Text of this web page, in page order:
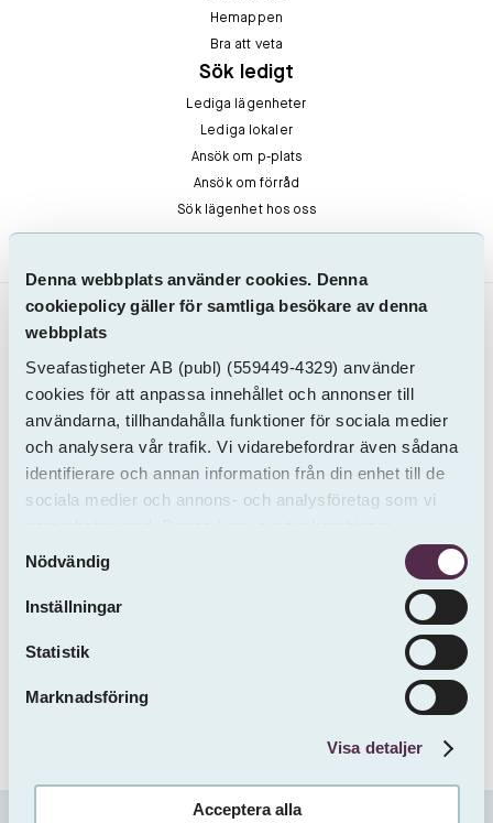
Denna webbplats använder cookies. Denna
cookiepolicy gäller för samtliga besökare av denna
webbplats
Sveafastigheter AB (publ) (559449-4329) använder
cookies för att anpassa innehållet och annonser till
användarna, tillhandahålla funktioner för sociala medier
och analysera vår trafik. Vi vidarebefordrar även sådana
identifierare och annan information från din enhet till de
sociala medier och annons- och analysföretag som vi
informationen med annan information som du har
tillhandahållit eller som de har samlat in från andra än
oss.
Samtyckesval
Nödvändig
Inställningar
Statistik
Marknadsföring
Visa detaljer
Acceptera alla
Hemappen
Bra att veta
Sök ledigt
Lediga lägenheter
Lediga lokaler
Ansök om p-plats
Ansök om förråd
Sök lägenhet hos oss
SVEAFASTIGHETER
Personuppgiftsbehandling